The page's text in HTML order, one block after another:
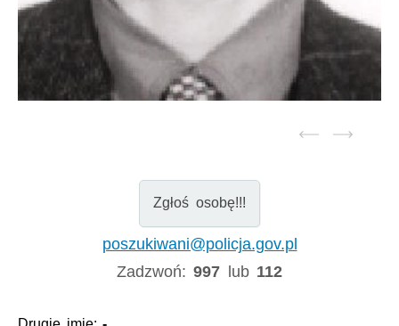
Zgłoś osobę!!!
poszukiwani@policja.gov.pl
Zadzwoń:997 lub 112